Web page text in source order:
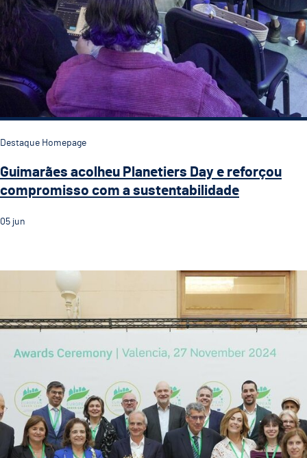
Destaque Homepage
Guimarães acolheu Planetiers Day e reforçou
compromisso com a sustentabilidade
05 jun
Com o título de CVE 2026 Guimarães terá ainda